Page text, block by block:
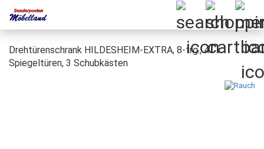
Drehtürenschrank HILDESHEIM-EXTRA, 8-trg., 4
Spiegeltüren, 3 Schubkästen